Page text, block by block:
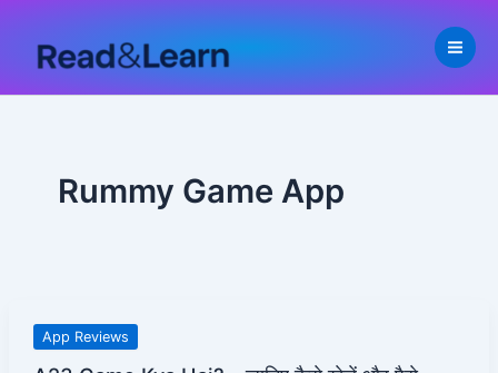
content
Rummy Game App
App Reviews
A23